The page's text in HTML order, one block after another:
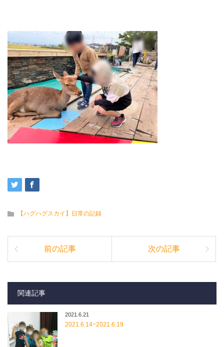
【ハグハグスカイ】日常の記録
前の記事 次の記事
関連記事
2021.6.21
2021.6.14~2021.6.19